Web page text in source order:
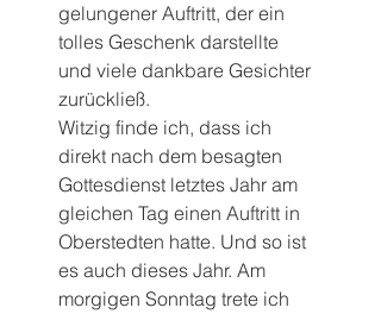
gelungener Auftritt, der ein
tolles Geschenk darstellte
und viele dankbare Gesichter
zurückließ.
Witzig finde ich, dass ich
direkt nach dem besagten
Gottesdienst letztes Jahr am
gleichen Tag einen Auftritt in
Oberstedten hatte. Und so ist
es auch dieses Jahr. Am
morgigen Sonntag trete ich